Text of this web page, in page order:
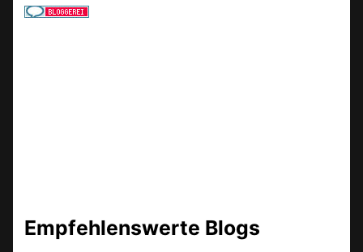
Empfehlenswerte Blogs